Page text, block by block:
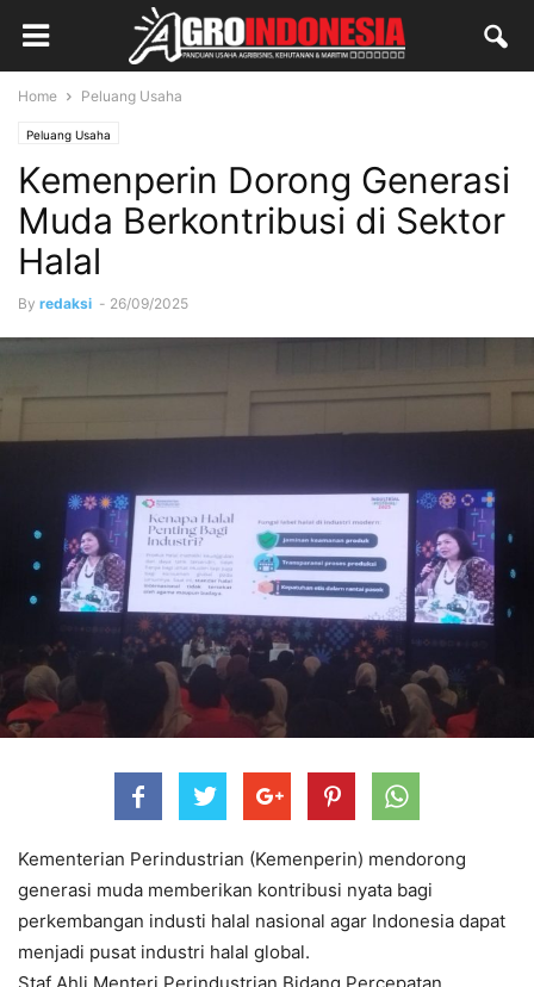
Home Peluang Usaha
Peluang Usaha
Kemenperin Dorong Generasi
Muda Berkontribusi di Sektor
Halal
By redaksi - 26/09/2025
Kementerian Perindustrian (Kemenperin) mendorong
generasi muda memberikan kontribusi nyata bagi
perkembangan industi halal nasional agar Indonesia dapat
menjadi pusat industri halal global.